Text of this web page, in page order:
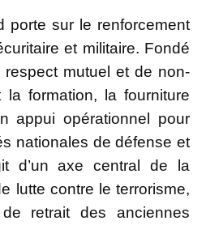
porte sur le renforcement
et militaire. Fondé
mutuel et de non-
la formation, la fourniture
appui opérationnel pour
nationales de défense et
d’un axe central de la
lutte contre le terrorisme,
retrait des anciennes